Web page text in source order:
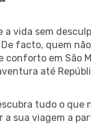
a vida sem
facto, quem
conforto em São
até
tudo o que
a sua viagem a